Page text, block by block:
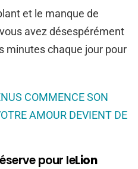
et le manque de
avez désespérément
minutes chaque jour pour
COMMENCE SON
AMOUR DEVIENT DE
pour leLion